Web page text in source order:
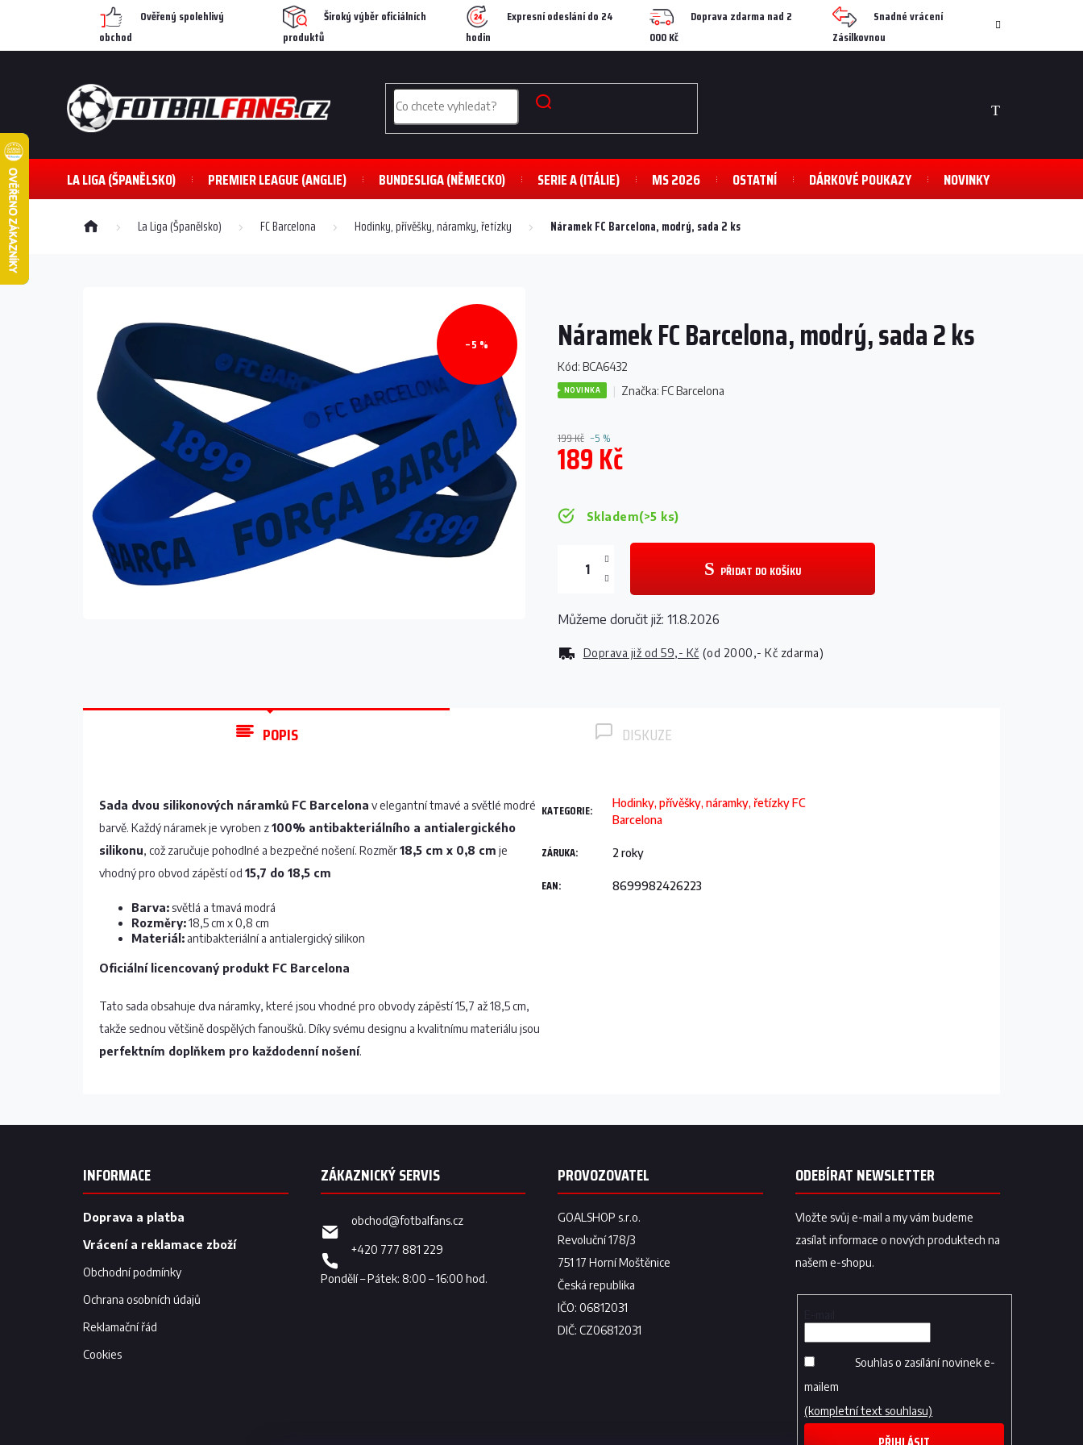
Ověřený spolehlivý
obchod
Široký výběr oficiálních
produktů
Expresní odeslání do 24
hodin
Doprava zdarma nad 2
000 Kč
Snadné vrácení
Zásilkovnou
NÁKUPNÍ
LA LIGA (ŠPANĚLSKO) PREMIER LEAGUE (ANGLIE) BUNDESLIGA (NĚMECKO) SERIE A (ITÁLIE) MS 2026 OSTATNÍ DÁRKOVÉ POUKAZY NOVINKY
Domů La Liga (Španělsko) FC Barcelona Hodinky, přívěšky, náramky, řetízky Náramek FC Barcelona, modrý, sada 2 ks
–5 % Náramek FC Barcelona, modrý, sada 2 ks
Kód: BCA6432
NOVINKA Značka:FC Barcelona
199 Kč –5 %
189 Kč
Skladem(>5 ks)
Doprava již od 59,- Kč (od 2000,- Kč zdarma)
PŘIDAT DO KOŠÍKU
Můžeme doručit již: 11.8.2026
POPIS DISKUZE
Sada dvou silikonových náramků FC Barcelona v elegantní tmavé a světlé modré
barvě. Každý náramek je vyroben z100% antibakteriálního a antialergického
silikonu, což zaručuje pohodlné a bezpečné nošení. Rozměr18,5 cm x 0,8 cm je
vhodný pro obvod zápěstí od 15,7 do 18,5 cm
Barva:světlá a tmavá modrá
Rozměry:18,5 cm x 0,8 cm
Materiál: antibakteriální a antialergický silikon
Oficiální licencovaný produkt FC Barcelona
Tato sada obsahuje dva náramky, které jsou vhodné pro obvody zápěstí 15,7 až 18,5 cm,
takže sednou většině dospělých fanoušků. Díky svému designu a kvalitnímu materiálu jsou
perfektním doplňkem pro každodenní nošení.
KATEGORIE:
Hodinky, přívěšky, náramky, řetízky FC
Barcelona
ZÁRUKA: 2 roky
EAN: 8699982426223
Z
INFORMACE
Doprava a platba
Vrácení a reklamace zboží
Obchodní podmínky
Ochrana osobních údajů
Reklamační řád
Cookies
obchod@fotbalfans.cz
+420 777 881 229
ODEBÍRAT NEWSLETTER
Vložte svůj e-mail a my vám budeme
zasílat informace o nových produktech na
našem e-shopu.
Souhlas o zasílání novinek e-
mailem
(kompletní text souhlasu)